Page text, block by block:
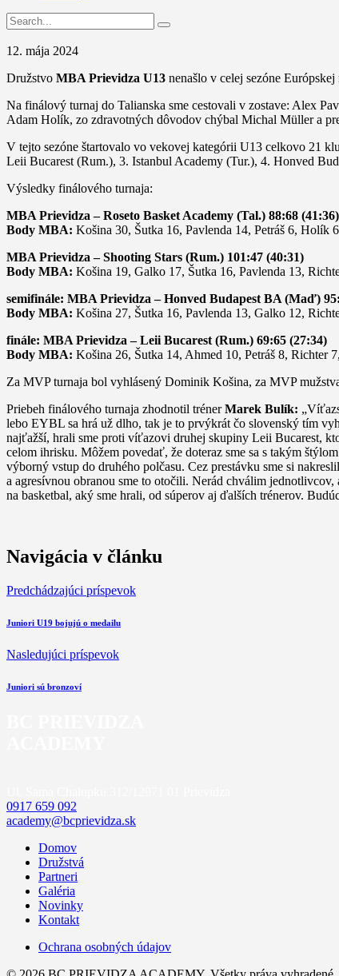
12. mája 2024
Družstvo MBA Prievidza U13 nenašlo v celej sezóne
Na finálový turnaj do Talianska sme cestovali v zostave: Alex
Adam Holík, zo zdravotných dôvodov chýbal Michal Müller a
V tejto sezóne štartovalo vo vekovej kategórii U13 celkovo 21
Leii Bucarest (Rum.), 3. Istanbul Academy (Tur.), 4. Honved
Výsledky finálového turnaja:
MBA Prievidza – Roseto Basket Academy (Tal.) 88:68 (41:36)
Body MBA: Košina 30, Šutka 16, Pavlenda 14, Petráš 6,
MBA Prievidza – Shooting Stars (Rum.) 101:47 (40:31)
Body MBA: Košina 19, Galko 17, Šutka 16, Pavlenda 13,
semifinále: MBA Prievidza – Honved Budapest BA (Maď)
Body MBA: Košina 27, Šutka 16, Pavlenda 13, Galko 12,
finále: MBA Prievidza – Leii Bucarest (Rum.) 69:65 (27:34)
Body MBA: Košina 26, Šutka 14, Ahmed 10, Petráš 8, Richter
Za MVP turnaja bol vyhlásený Dominik Košina, za MVP
Priebeh finálového turnaja zhodnotil trénerMarek Bulík:
lebo EYBL sa hrá už dlho, tak je to prvýkrát čo slovenský tím
najťažší, hrali sme proti víťazovi druhej skupiny Leii Bucarest,
celom ihrisku. Môžem povedať, že doteraz sme sa s takým
výborný vstup do druhého polčasu. Cez prestávku sme si
a agresívnou obranou sme to otočili. Nerád chválim
na basketbal, aký sme hrali, od súperov aj ďalších trénerov.
Navigácia v článku
Predchádzajúci príspevok
Juniori U19 bojujú o medailu
Nasledujúci príspevok
Juniori sú bronzoví
0917 659 092
academy@bcprievidza.sk
Domov
Družstvá
Partneri
Galéria
Novinky
Kontakt
Ochrana osobných údajov